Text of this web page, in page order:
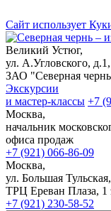
Сайт использует
Великий Устюг,
ул. А.Угловского, д.1,
ЗАО "Северная
Экскурсии
и мастер-классы +7
Москва,
начальник
офиса продаж
+7 (921) 066-86-09
Москва,
ул. Большая
ТРЦ Ереван Плаза, 1
+7 (921) 230-58-52